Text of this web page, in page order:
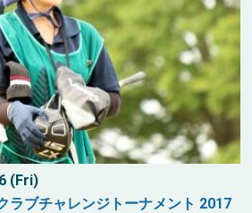
(Fri)
ラブチャレンジトーナメント 2017